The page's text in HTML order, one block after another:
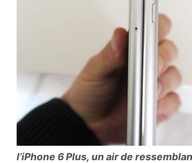
l’iPhone 6 Plus, un air de